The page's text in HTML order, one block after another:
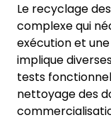
Le recyclage
complexe qui
exécution et
implique
tests
nettoyage des